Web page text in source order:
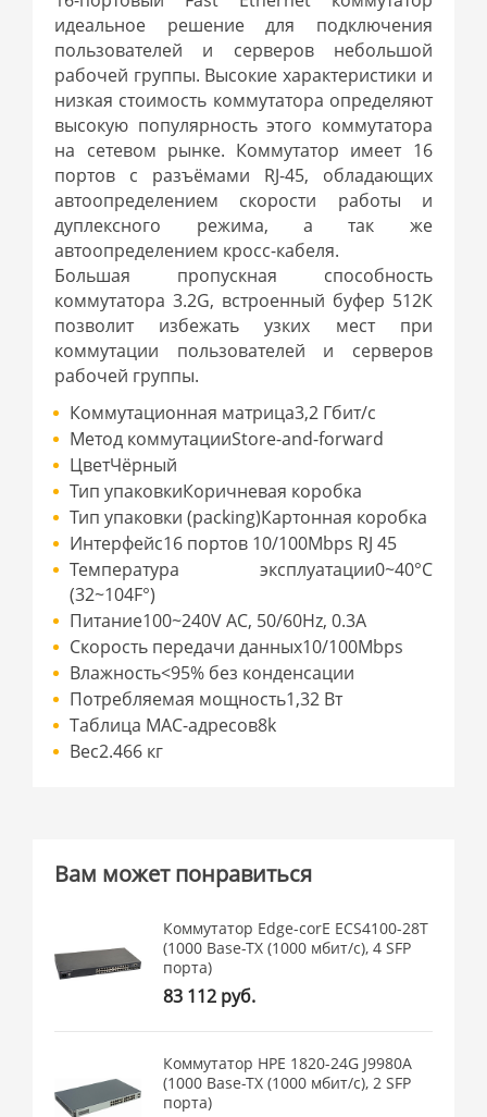
идеальное решение для подключения
пользователей и серверов небольшой
рабочей группы. Высокие характеристики и
низкая стоимость коммутатора определяют
высокую популярность этого коммутатора
на сетевом рынке. Коммутатор имеет 16
портов с разъёмами RJ-45, обладающих
автоопределением скорости работы и
дуплексного режима, а так же
автоопределением кросс-кабеля.
Большая пропускная способность
коммутатора 3.2G, встроенный буфер 512К
позволит избежать узких мест при
коммутации пользователей и серверов
рабочей группы.
Коммутационная матрица3,2 Гбит/с
Метод коммутацииStore-and-forward
ЦветЧёрный
Тип упаковкиКоричневая коробка
Тип упаковки (packing)Картонная коробка
Интерфейс16 портов 10/100Mbps RJ 45
Температура эксплуатации0~40°С
(32~104F°)
Питание100~240V AC, 50/60Hz, 0.3A
Скорость передачи данных10/100Mbps
Влажность<95% без конденсации
Потребляемая мощность1,32 Вт
Таблица МАС-адресов8k
Вес2.466 кг
Вам может понравиться
Коммутатор Edge-corE ECS4100-28T
(1000 Base-TX (1000 мбит/с), 4 SFP
порта)
83 112 руб.
Коммутатор HPE 1820-24G J9980A
(1000 Base-TX (1000 мбит/с), 2 SFP
порта)